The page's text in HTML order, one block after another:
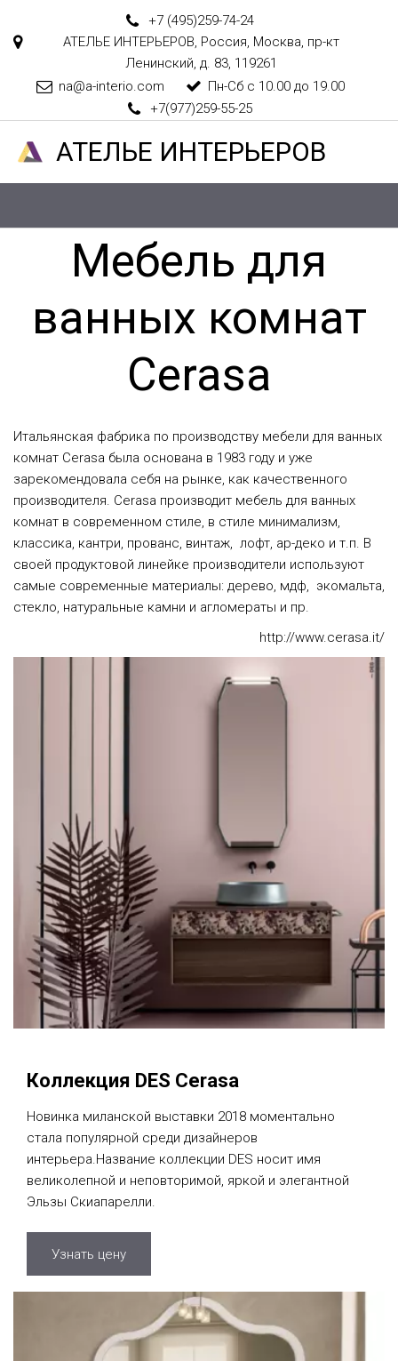
+7 (495)259-74-24
АТЕЛЬЕ ИНТЕРЬЕРОВ, Россия, Москва, пр-кт
Ленинский, д. 83, 119261
na@a-interio.com
Пн-Сб с 10.00 до 19.00
+7(977)259-55-25
АТЕЛ­­­­­­ЬЕ ИНТЕРЬЕРОВ
Мебель для
ванных комнат
Cerasa
Итальянская фабрика по производству мебели для ванных
комнат Cerasa была основана в 1983 году и уже
зарекомендовала себя на рынке, как качественного
производителя. Cerasa производит мебель для ванных
комнат в современном стиле, в стиле минимализм,
классика, кантри, прованс, винтаж,  лофт, ар-деко и т.п. В
своей продуктовой линейке производители используют
самые современные материалы: дерево, мдф,  экомальта,
стекло, натуральные камни и агломераты и пр.
http://www.cerasa.it/
Коллекция DES Cerasa
Новинка миланской выставки 2018 моментально
стала популярной среди дизайнеров
интерьера.Название коллекции DES носит имя
великолепной и неповторимой, яркой и элегантной
Эльзы Скиапарелли.
Узнать цену